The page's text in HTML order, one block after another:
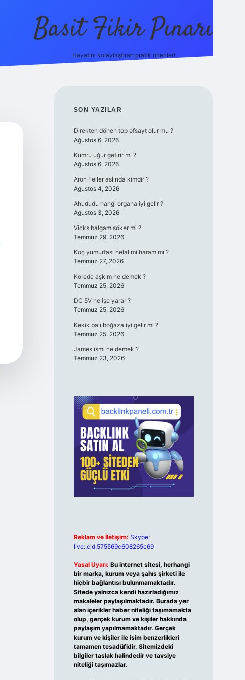
Basit Fikir Pınarı
Hayatını kolaylaştıran pratik öneriler!
SIDEBAR
SON YAZILAR
Direkten dönen top ofsayt olur mu ?
Ağustos 6, 2026
Kumru uğur getirir mi ?
Ağustos 6, 2026
Aron Feller aslında kimdir ?
Ağustos 4, 2026
Ahududu hangi organa iyi gelir ?
Ağustos 3, 2026
Vicks balgam söker mi ?
Temmuz 29, 2026
Koç yumurtası helal mi haram mı ?
Temmuz 27, 2026
Korede aşkım ne demek ?
Temmuz 25, 2026
DC 5V ne işe yarar ?
Temmuz 25, 2026
Kekik balı boğaza iyi gelir mi ?
Temmuz 25, 2026
James ismi ne demek ?
Temmuz 23, 2026
Reklam ve İletişim: Skype:
live:.cid.575569c608265c69
Yasal Uyarı: Bu internet sitesi, herhangi
bir marka, kurum veya şahıs şirketi ile
hiçbir bağlantısı bulunmamaktadır.
Sitede yalnızca kendi hazırladığımız
makaleler paylaşılmaktadır. Burada yer
alan içerikler haber niteliği taşımamakta
olup, gerçek kurum ve kişiler hakkında
paylaşım yapılmamaktadır. Gerçek
kurum ve kişiler ile isim benzerlikleri
tamamen tesadüfidir. Sitemizdeki
bilgiler taslak halindedir ve tavsiye
niteliği taşımazlar.